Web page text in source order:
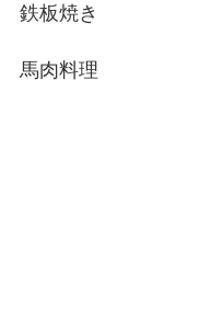
鉄板焼き
馬肉料理